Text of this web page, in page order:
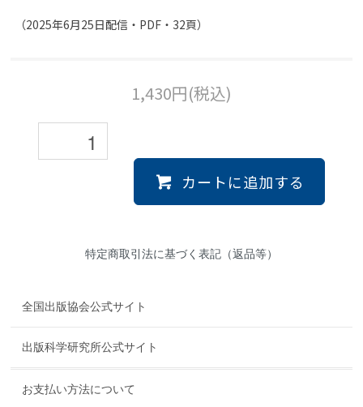
（2025年6月25日配信・PDF・32頁）
1,430円(税込)
カートに追加する
特定商取引法に基づく表記（返品等）
全国出版協会公式サイト
出版科学研究所公式サイト
お支払い方法について